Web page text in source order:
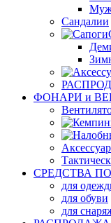
Сандалии
ФОНАРИ и
СРЕДСТВА
для
для обуви
для